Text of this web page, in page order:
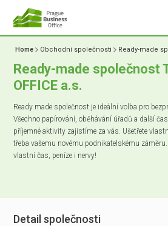
Home Obchodní společnosti Ready-made
Ready-made společnost
OFFICE a.s.
Ready made společnost je ideální volba pro
Všechno papírování, oběhávání úřadů a další
příjemné aktivity zajistíme za vás. Ušetřete
třeba vašemu novému podnikatelskému
vlastní čas, peníze i nervy!
Detail společnosti